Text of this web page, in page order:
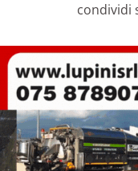
condividi